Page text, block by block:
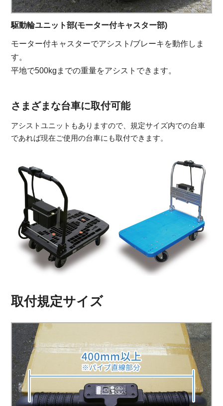
駆動輪ユニット部(モーター付キャスター部)
モーター付キャスターでアシスト/ブレーキを動作しま
す。
平地で500kgまでの重量をアシストできます。
さまざまな台車に取付可能
アシストユニットもありますので、規定サイズ内での台車
であれば現在ご使用の台車にも取付できます。
取付規定サイズ